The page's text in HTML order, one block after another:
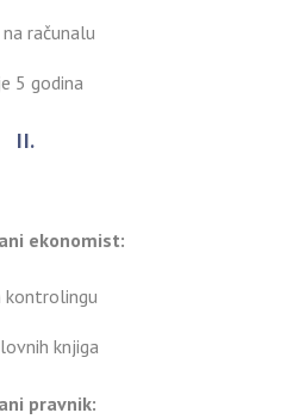
računalu
5 godina
II.
ekonomist:
kontrolingu
knjiga
pravnik: